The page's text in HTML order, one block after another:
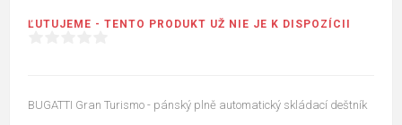
ĽUTUJEME - TENTO PRODUKT UŽ NIE JE K DISPOZÍCII
BUGATTI Gran Turismo - pánský plně automatický skládací deštník